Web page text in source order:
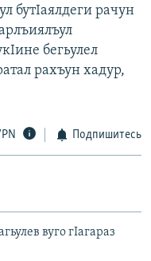
бутIаялдеги рачун
бегьулел
рахъун хадур,
Подпишитесь
вуго гIагараз